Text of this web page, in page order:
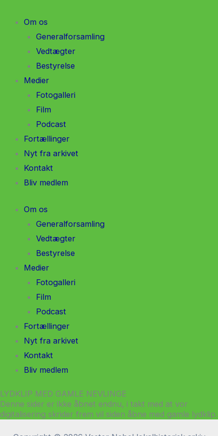
indholdet
Om os
Generalforsamling
Vedtægter
Bestyrelse
Medier
Fotogalleri
Film
Podcast
Fortællinger
Nyt fra arkivet
Kontakt
Bliv medlem
Om os
Generalforsamling
Vedtægter
Bestyrelse
Medier
Fotogalleri
Film
Podcast
Fortællinger
Nyt fra arkivet
Kontakt
Bliv medlem
LYDKLIP MED GAMLE NEVLINGE
Denne sider er ikke åbnet endnu, i takt med at vor
digitalisering skrider frem vil siden åbne med gamle lydklip.